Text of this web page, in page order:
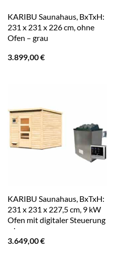
KARIBU Saunahaus, BxTxH:
231 x 231 x 226 cm, ohne
Ofen – grau
3.899,00€
KARIBU Saunahaus, BxTxH:
231 x 231 x 227,5 cm, 9 kW
Ofen mit digitaler Steuerung
– braun
3.649,00€